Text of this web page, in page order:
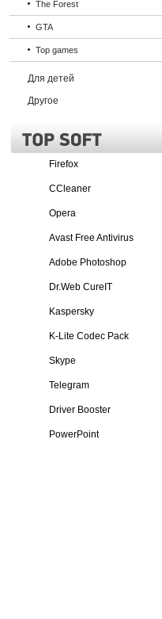
The Forest
GTA
Top games
Для детей
Другое
Firefox
CCleaner
Opera
Avast Free Antivirus
Adobe Photoshop
Dr.Web CureIT
Kaspersky
K-Lite Codec Pack
Skype
Telegram
Driver Booster
PowerPoint